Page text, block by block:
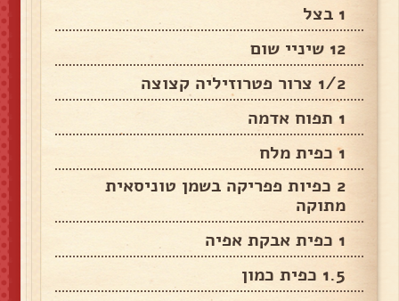
1 בצל
12 שיניי שום
1/2 צרור פטרוזיליה קצוצה
1 תפוח אדמה
1 כפית מלח
2 כפיות פפריקה בשמן טוניסאית
מתוקה
1 כפית אבקת אפיה
1.5 כפית כמון